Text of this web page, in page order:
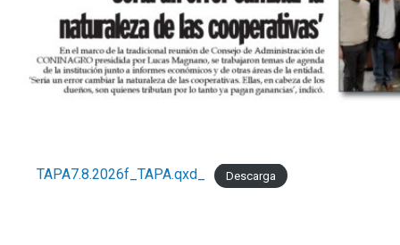
TAPA7.8.2026f_TAPA.qxd_ Descarga